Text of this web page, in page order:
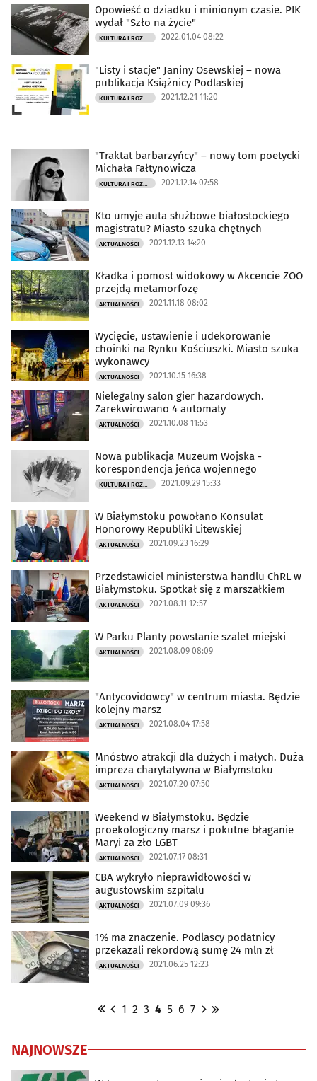
Opowieść o dziadku i minionym czasie. PIK
wydał "Szło na życie"
2022.01.04 08:22
"Listy i stacje" Janiny Osewskiej – nowa
publikacja Książnicy Podlaskiej
2021.12.21 11:20
"Traktat barbarzyńcy" – nowy tom poetycki
Michała Fałtynowicza
2021.12.14 07:58
Kto umyje auta służbowe białostockiego
magistratu? Miasto szuka chętnych
AKTUALNOŚCI 2021.12.13 14:20
Kładka i pomost widokowy w Akcencie ZOO
przejdą metamorfozę
AKTUALNOŚCI 2021.11.18 08:02
Wycięcie, ustawienie i udekorowanie
choinki na Rynku Kościuszki. Miasto szuka
wykonawcy
AKTUALNOŚCI 2021.10.15 16:38
Nielegalny salon gier hazardowych.
Zarekwirowano 4 automaty
AKTUALNOŚCI 2021.10.08 11:53
Nowa publikacja Muzeum Wojska -
korespondencja jeńca wojennego
2021.09.29 15:33
W Białymstoku powołano Konsulat
Honorowy Republiki Litewskiej
AKTUALNOŚCI 2021.09.23 16:29
Przedstawiciel ministerstwa handlu ChRL w
Białymstoku. Spotkał się z marszałkiem
AKTUALNOŚCI 2021.08.11 12:57
W Parku Planty powstanie szalet miejski
AKTUALNOŚCI 2021.08.09 08:09
"Antycovidowcy" w centrum miasta. Będzie
kolejny marsz
AKTUALNOŚCI 2021.08.04 17:58
Mnóstwo atrakcji dla dużych i małych. Duża
impreza charytatywna w Białymstoku
AKTUALNOŚCI 2021.07.20 07:50
Weekend w Białymstoku. Będzie
proekologiczny marsz i pokutne błaganie
Maryi za zło LGBT
AKTUALNOŚCI 2021.07.17 08:31
CBA wykryło nieprawidłowości w
augustowskim szpitalu
AKTUALNOŚCI 2021.07.09 09:36
1% ma znaczenie. Podlascy podatnicy
przekazali rekordową sumę 24 mln zł
AKTUALNOŚCI 2021.06.25 12:23
1 2 3 4 5 6 7
NAJNOWSZE